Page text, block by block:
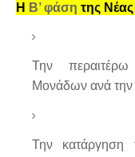
H Β’ φάση της
Την
Μονάδων ανά την
Την κατάργηση